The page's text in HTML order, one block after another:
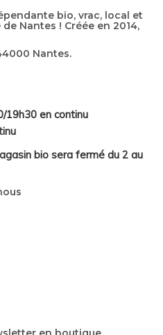
bio, vrac, local et
Nantes ! Créée en 2014,
Nantes.
19h30 en continu
bio sera fermé du 2 au